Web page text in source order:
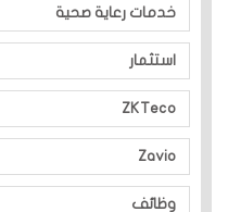
خدمات رعاية صحية
استثمار
ZKTeco
Zavio
وظائف